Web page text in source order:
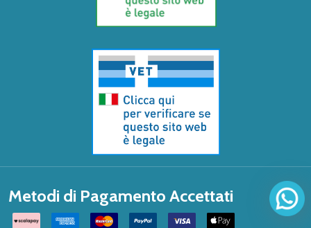
Metodi di Pagamento Accettati